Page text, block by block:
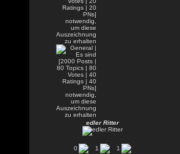
edler Ritter
0 1 1